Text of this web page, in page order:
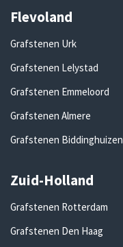
Flevoland
Grafstenen Urk
Grafstenen Lelystad
Grafstenen Emmeloord
Grafstenen Almere
Grafstenen Biddinghuizen
Zuid-Holland
Grafstenen Rotterdam
Grafstenen Den Haag